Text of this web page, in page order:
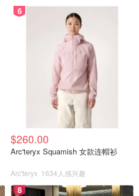
中华小曲库
打保湿。
6
$260.00
Arc'teryx Squamish 女款连帽衫
Arc'teryx 1634人感兴趣
8